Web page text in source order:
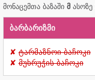
მონაცემთა ბაზაში მ ასოზე
ბარბარიზმი
ტარმაზნოი ბაჩოკი
მუხრუჭის ბაჩოკი